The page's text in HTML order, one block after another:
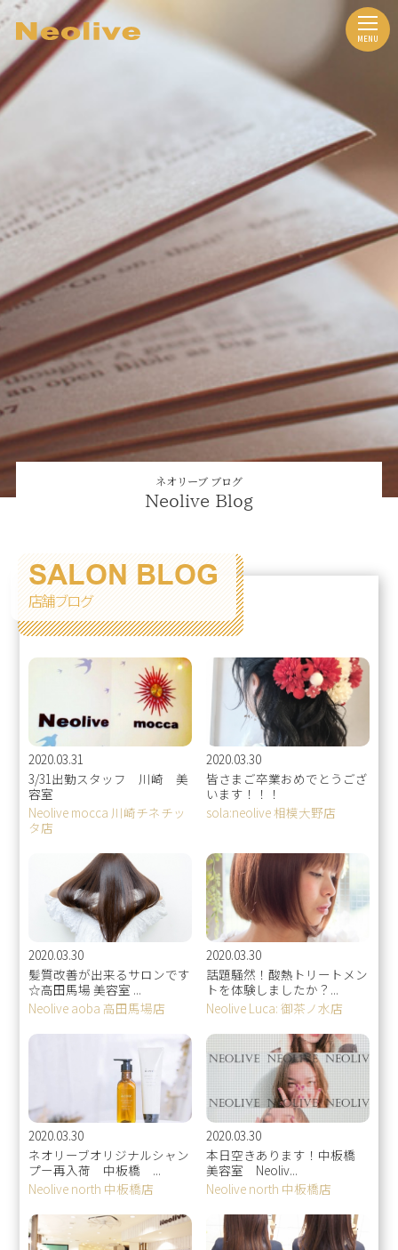
ネオリーブ ブログ
Neolive Blog
SALON BLOG
店舗ブログ
2020.03.31
3/31出勤スタッフ 川崎 美
容室
Neolive mocca 川崎チネチッ
タ店
2020.03.30
皆さまご卒業おめでとうござ
います！！！
sola:neolive 相模大野店
2020.03.30
髪質改善が出来るサロンです
☆高田馬場 美容室 ...
Neolive aoba 高田馬場店
2020.03.30
話題騒然！酸熱トリートメン
トを体験しましたか？...
Neolive Luca: 御茶ノ水店
2020.03.30
ネオリーブオリジナルシャン
プー再入荷 中板橋 ...
Neolive north 中板橋店
2020.03.30
本日空きあります！中板橋
美容室 Neoliv...
Neolive north 中板橋店